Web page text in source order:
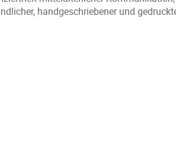
handgeschriebener und